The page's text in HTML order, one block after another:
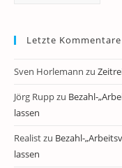
Letzte Kommentare
Sven Horlemann zu
Jörg Ruppzu Bezahl-
lassen
Realistzu Bezahl-
lassen